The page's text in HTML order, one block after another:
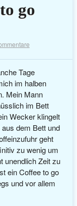
go
Tage
im halben
Mein Mann
im Bett
Wecker klingelt
dem Bett und
geht
zu wenig um
unendlich Zeit zu
ein Coffee to go
und vor allem